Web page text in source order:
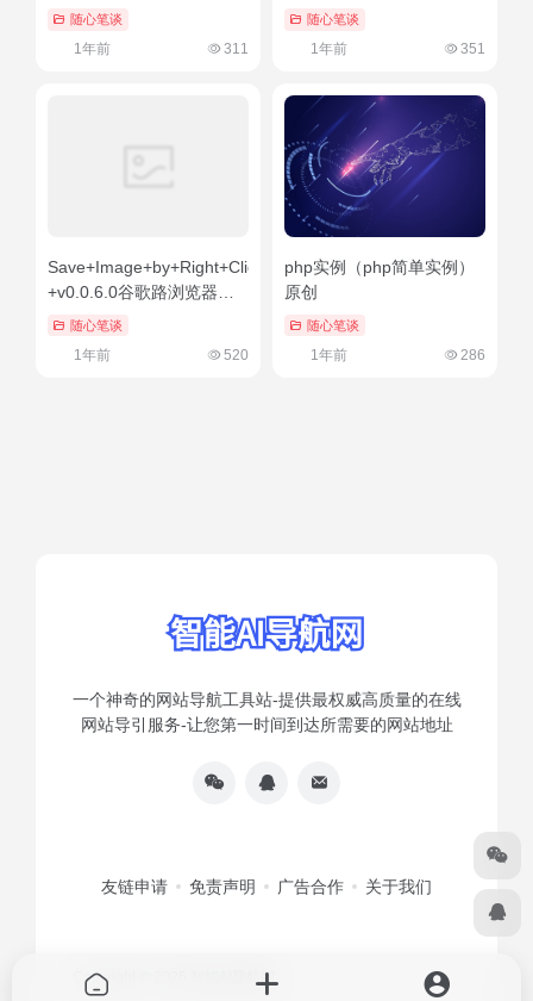
随心笔谈
1年前 311
色）快来看
随心笔谈
1年前 351
Save+Image+by+Right+Clickni
+v0.0.6.0谷歌路浏览器图
片扩展插件（解决.webp图
随心笔谈
1年前 520
php实例（php简单实例）
原创
随心笔谈
1年前 286
一个神奇的网站导航工具站-提供最权威高质量的在线
网站导引服务-让您第一时间到达所需要的网站地址
友链申请 免责声明 广告合作 关于我们
Copyright © 2026 智能AI导航网